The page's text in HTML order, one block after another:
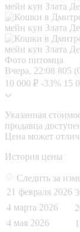
Фото питомца
Вчера, 22:08 805
10 000 ₽ -33% 15
Указанная
продавца
Цена может
История цены
Следить за
21 февраля 2026
4 марта 2026
4 мая 2026